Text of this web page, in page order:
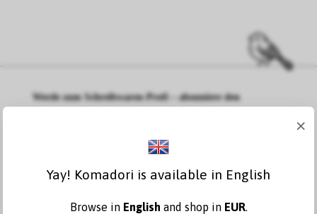
Werde zum Schreibwaren-Profi – abonniere den
×
Yay! Komadori is available in English
Browse in English and shop in EUR.